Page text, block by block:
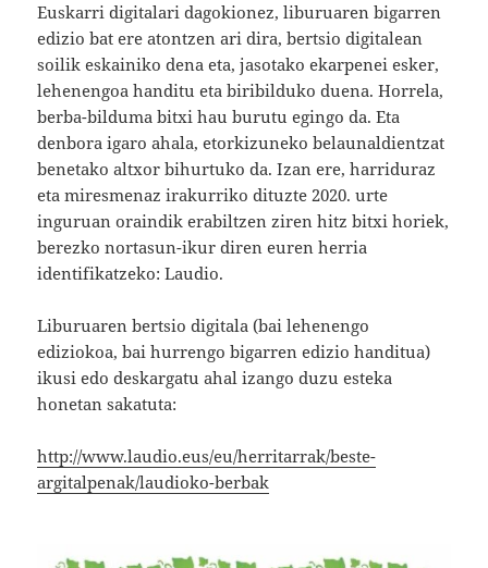
Euskarri digitalari dagokionez, liburuaren bigarren
edizio bat ere atontzen ari dira, bertsio digitalean
soilik eskainiko dena eta, jasotako ekarpenei esker,
lehenengoa handitu eta biribilduko duena. Horrela,
berba-bilduma bitxi hau burutu egingo da. Eta
denbora igaro ahala, etorkizuneko belaunaldientzat
benetako altxor bihurtuko da. Izan ere, harriduraz
eta miresmenaz irakurriko dituzte 2020. urte
inguruan oraindik erabiltzen ziren hitz bitxi horiek,
berezko nortasun-ikur diren euren herria
identifikatzeko: Laudio.
Liburuaren bertsio digitala (bai lehenengo
ediziokoa, bai hurrengo bigarren edizio handitua)
ikusi edo deskargatu ahal izango duzu esteka
honetan sakatuta:
http://www.laudio.eus/eu/herritarrak/beste-
argitalpenak/laudioko-berbak